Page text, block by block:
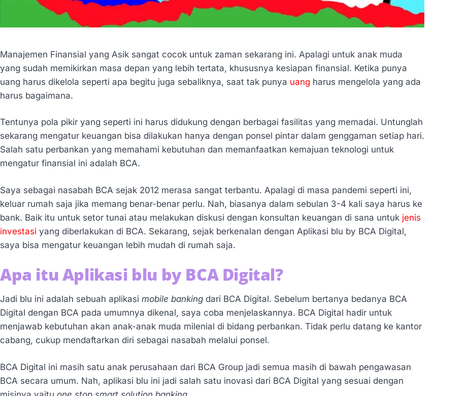
Manajemen Finansial yang Asik sangat cocok untuk zaman sekarang ini. Apalagi untuk anak muda
yang sudah memikirkan masa depan yang lebih tertata, khususnya kesiapan finansial. Ketika punya
uang harus dikelola seperti apa begitu juga sebaliknya, saat tak punya uang harus mengelola yang ada
harus bagaimana.
Tentunya pola pikir yang seperti ini harus didukung dengan berbagai fasilitas yang memadai. Untunglah
sekarang mengatur keuangan bisa dilakukan hanya dengan ponsel pintar dalam genggaman setiap hari.
Salah satu perbankan yang memahami kebutuhan dan memanfaatkan kemajuan teknologi untuk
mengatur finansial ini adalah BCA.
Saya sebagai nasabah BCA sejak 2012 merasa sangat terbantu. Apalagi di masa pandemi seperti ini,
keluar rumah saja jika memang benar-benar perlu. Nah, biasanya dalam sebulan 3-4 kali saya harus ke
bank. Baik itu untuk setor tunai atau melakukan diskusi dengan konsultan keuangan di sana untuk jenis
investasi yang diberlakukan di BCA. Sekarang, sejak berkenalan dengan Aplikasi blu by BCA Digital,
saya bisa mengatur keuangan lebih mudah di rumah saja.
Apa itu Aplikasi blu by BCA Digital?
Jadi blu ini adalah sebuah aplikasi mobile banking dari BCA Digital. Sebelum bertanya bedanya BCA
Digital dengan BCA pada umumnya dikenal, saya coba menjelaskannya. BCA Digital hadir untuk
menjawab kebutuhan akan anak-anak muda milenial di bidang perbankan. Tidak perlu datang ke kantor
cabang, cukup mendaftarkan diri sebagai nasabah melalui ponsel.
BCA Digital ini masih satu anak perusahaan dari BCA Group jadi semua masih di bawah pengawasan
BCA secara umum. Nah, aplikasi blu ini jadi salah satu inovasi dari BCA Digital yang sesuai dengan